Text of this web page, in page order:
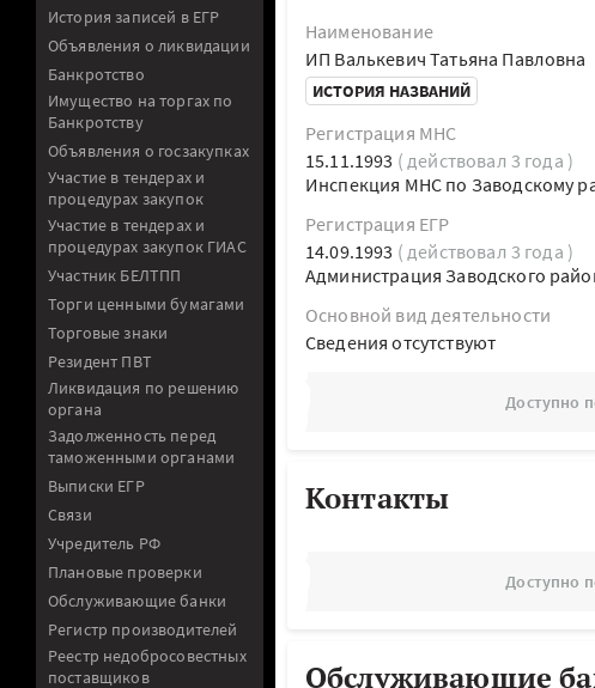
История записей в ЕГР
Объявления о ликвидации
Банкротство
Имущество на торгах по
Банкротству
Объявления о госзакупках
Участие в тендерах и
процедурах закупок
Участие в тендерах и
процедурах закупок ГИАС
Участник БЕЛТПП
Торги ценными бумагами
Торговые знаки
Резидент ПВТ
Ликвидация по решению
органа
Задолженность перед
таможенными органами
Выписки ЕГР
Связи
Учредитель РФ
Плановые проверки
Обслуживающие банки
Регистр производителей
Реестр недобросовестных
поставщиков
Наименование
ИП Валькевич Татьяна Павловна
ИСТОРИЯ НАЗВАНИЙ
Регистрация МНС
15.11.1993 ( действовал 3 года )
Инспекция МНС по Заводскому
Регистрация ЕГР
14.09.1993 ( действовал 3 года )
Администрация Заводского
Основной вид деятельности
Cведения отсутствуют
Доступно
Контакты
Доступно
Обслуживающие